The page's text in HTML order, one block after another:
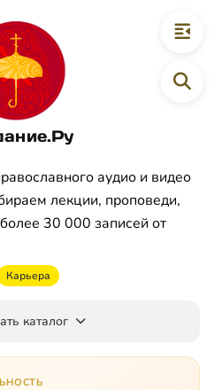
аудио и видео
лекции, проповеди,
30 000 записей от
Карьера
каталог